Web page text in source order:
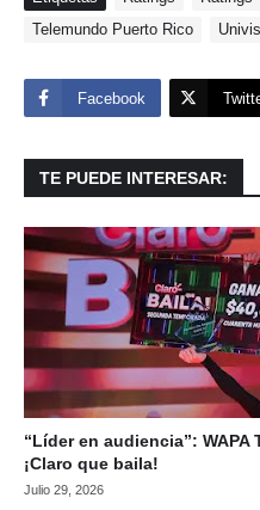
Telemundo Puerto Rico
Facebook
TE PUEDE INTERESAR:
“Líder en audiencia”:
¡Claro que baila!
Julio 29, 2026